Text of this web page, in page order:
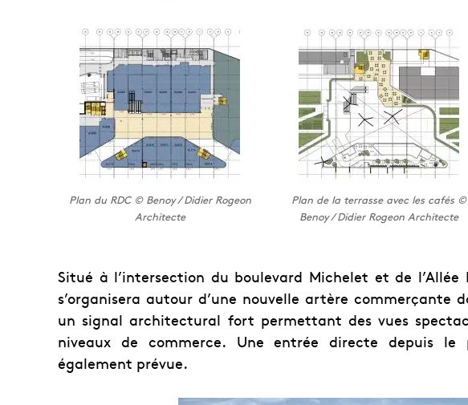
Plan du RDC © Benoy / Didier Rogeon
Architecte
Plan de la terrasse avec les cafés ©
Benoy / Didier Rogeon Architecte
Situé à l’intersection du boulevard Michelet et de
s’organisera autour d’une nouvelle artère commerçante
un signal architectural fort permettant des vues
niveaux de commerce. Une entrée directe depuis
également prévue.